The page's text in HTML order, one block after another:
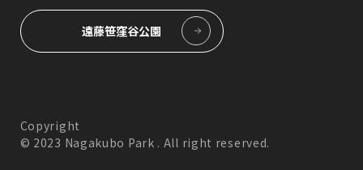
遠藤笹窪谷公園
Copyright
© 2023 Nagakubo Park . All right reserved.